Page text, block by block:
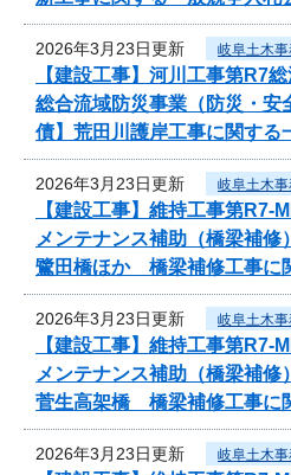
2026年3月23日更新 岐阜土木
【建設工事】河川工事第
総合流域防災事業（防災・安
債】荒田川護岸工事に関する
2026年3月23日更新 岐阜土木
【建設工事】維持工事第
メンテナンス補助（橋梁補修
鷺田橋ほか 橋梁補修工事に
2026年3月23日更新 岐阜土木
【建設工事】維持工事第
メンテナンス補助（橋梁補修
菅生高架橋 橋梁補修工事に
2026年3月23日更新 岐阜土木